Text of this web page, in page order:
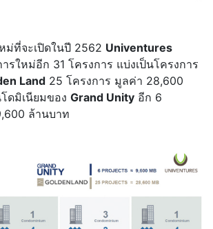
ม่ที่จะเปิดในปี 2562 Univentures
รใหม่อีก 31 โครงการ แบ่งเป็นโครงการ
Land 25 โครงการ มูลค่า 28,600
ดมิเนียมของ Grand Unity อีก 6
ล้านบาท